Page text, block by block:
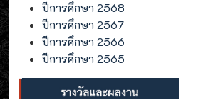
ปีการศึกษา 2568
ปีการศึกษา 2567
ปีการศึกษา 2566
ปีการศึกษา 2565